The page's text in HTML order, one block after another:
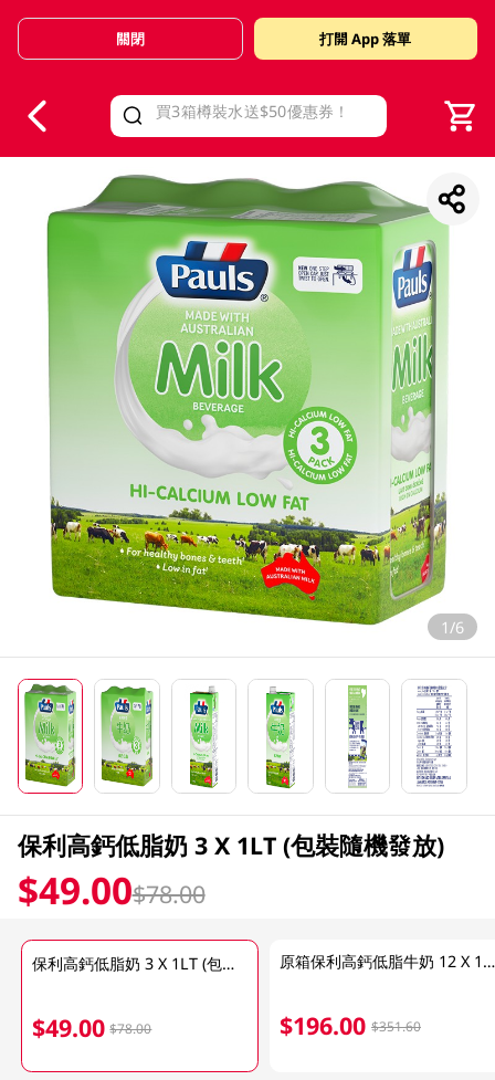
Valid Until 30 June 2026
關閉 打開 App 落單
1/6
保利高鈣低脂奶 3 X 1LT (包裝隨機發放)
$49.00$78.00
保利高鈣低脂奶 3 X 1LT (包裝隨機發放)
$49.00 $78.00
原箱保利高鈣低脂牛奶 12 X 1 LT
$196.00 $351.60